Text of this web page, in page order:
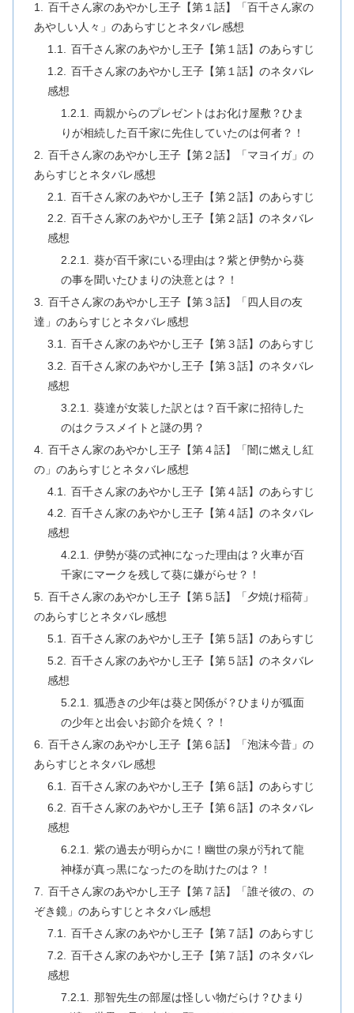
百千さん家のあやかし王子【第１話】「百千さん家の
あやしい人々」のあらすじとネタバレ感想
百千さん家のあやかし王子【第１話】のあらすじ
百千さん家のあやかし王子【第１話】のネタバレ
感想
両親からのプレゼントはお化け屋敷？ひま
りが相続した百千家に先住していたのは何者？！
百千さん家のあやかし王子【第２話】「マヨイガ」の
あらすじとネタバレ感想
百千さん家のあやかし王子【第２話】のあらすじ
百千さん家のあやかし王子【第２話】のネタバレ
感想
葵が百千家にいる理由は？紫と伊勢から葵
の事を聞いたひまりの決意とは？！
百千さん家のあやかし王子【第３話】「四人目の友
達」のあらすじとネタバレ感想
百千さん家のあやかし王子【第３話】のあらすじ
百千さん家のあやかし王子【第３話】のネタバレ
感想
葵達が女装した訳とは？百千家に招待した
のはクラスメイトと謎の男？
百千さん家のあやかし王子【第４話】「闇に燃えし紅
の」のあらすじとネタバレ感想
百千さん家のあやかし王子【第４話】のあらすじ
百千さん家のあやかし王子【第４話】のネタバレ
感想
伊勢が葵の式神になった理由は？火車が百
千家にマークを残して葵に嫌がらせ？！
百千さん家のあやかし王子【第５話】「夕焼け稲荷」
のあらすじとネタバレ感想
百千さん家のあやかし王子【第５話】のあらすじ
百千さん家のあやかし王子【第５話】のネタバレ
感想
狐憑きの少年は葵と関係が？ひまりが狐面
の少年と出会いお節介を焼く？！
百千さん家のあやかし王子【第６話】「泡沫今昔」の
あらすじとネタバレ感想
百千さん家のあやかし王子【第６話】のあらすじ
百千さん家のあやかし王子【第６話】のネタバレ
感想
紫の過去が明らかに！幽世の泉が汚れて龍
神様が真っ黒になったのを助けたのは？！
百千さん家のあやかし王子【第７話】「誰そ彼の、の
ぞき鏡」のあらすじとネタバレ感想
百千さん家のあやかし王子【第７話】のあらすじ
百千さん家のあやかし王子【第７話】のネタバレ
感想
那智先生の部屋は怪しい物だらけ？ひまり